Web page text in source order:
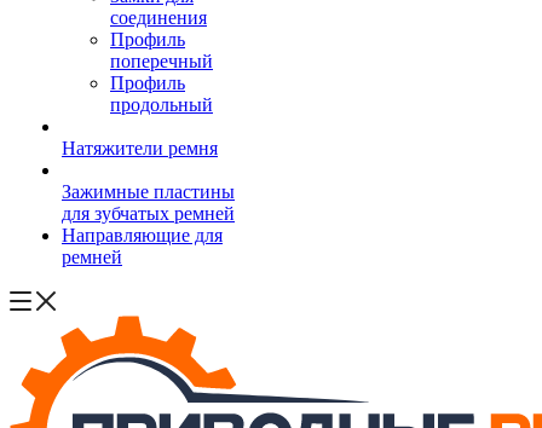
соединения
Профиль
поперечный
Профиль
продольный
Натяжители ремня
Зажимные пластины
для зубчатых ремней
Направляющие для
ремней